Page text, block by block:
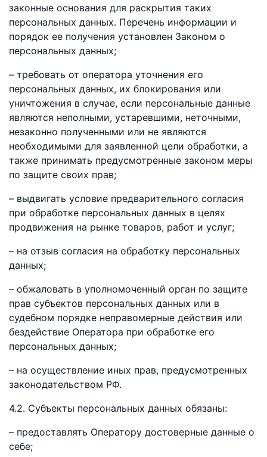
законные основания для раскрытия таких
персональных данных. Перечень информации и
порядок ее получения установлен Законом о
персональных данных;
– требовать от оператора уточнения его
персональных данных, их блокирования или
уничтожения в случае, если персональные данные
являются неполными, устаревшими, неточными,
незаконно полученными или не являются
необходимыми для заявленной цели обработки, а
также принимать предусмотренные законом меры
по защите своих прав;
– выдвигать условие предварительного согласия
при обработке персональных данных в целях
продвижения на рынке товаров, работ и услуг;
– на отзыв согласия на обработку персональных
данных;
– обжаловать в уполномоченный орган по защите
прав субъектов персональных данных или в
судебном порядке неправомерные действия или
бездействие Оператора при обработке его
персональных данных;
– на осуществление иных прав, предусмотренных
законодательством РФ.
4.2. Субъекты персональных данных обязаны:
– предоставлять Оператору достоверные данные о
себе;